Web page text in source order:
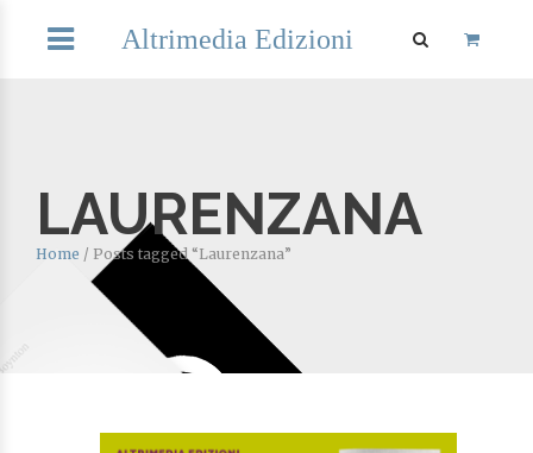
Altrimedia Edizioni
LAURENZANA
Home / Posts tagged “Laurenzana”